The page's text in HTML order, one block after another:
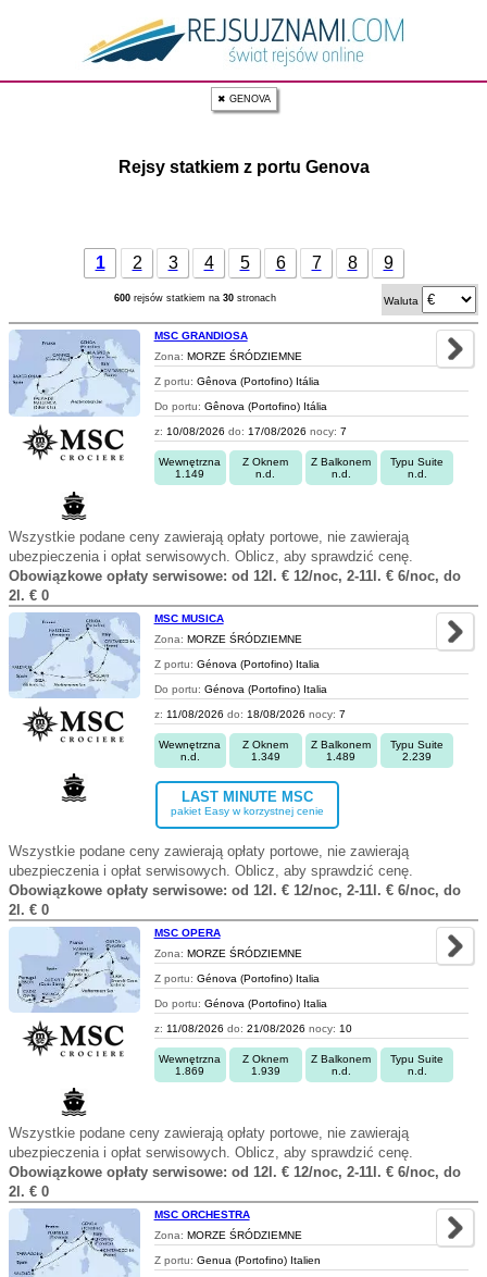
✖ GENOVA
Rejsy statkiem z portu Genova
1 2 3 4 5 6 7 8 9
600 rejsów statkiem na 30 stronach Waluta
MSC GRANDIOSA
Zona: MORZE ŚRÓDZIEMNE
Z portu: Gênova (Portofino) Itália
Do portu: Gênova (Portofino) Itália
z: 10/08/2026 do: 17/08/2026 nocy: 7
Wewnętrzna
1.149
Z Oknem
n.d.
Z Balkonem
n.d.
Typu Suite
n.d.
Wszystkie podane ceny zawierają opłaty portowe, nie zawierają
ubezpieczenia i opłat serwisowych. Oblicz, aby sprawdzić cenę.
Obowiązkowe opłaty serwisowe: od 12l. € 12/noc, 2-11l. € 6/noc, do
2l. € 0
MSC MUSICA
Zona: MORZE ŚRÓDZIEMNE
Z portu: Génova (Portofino) Italia
Do portu: Génova (Portofino) Italia
z: 11/08/2026 do: 18/08/2026 nocy: 7
Wewnętrzna
n.d.
Z Oknem
1.349
Z Balkonem
1.489
Typu Suite
2.239
LAST MINUTE MSC
pakiet Easy w korzystnej cenie
Wszystkie podane ceny zawierają opłaty portowe, nie zawierają
ubezpieczenia i opłat serwisowych. Oblicz, aby sprawdzić cenę.
Obowiązkowe opłaty serwisowe: od 12l. € 12/noc, 2-11l. € 6/noc, do
2l. € 0
MSC OPERA
Zona: MORZE ŚRÓDZIEMNE
Z portu: Génova (Portofino) Italia
Do portu: Génova (Portofino) Italia
z: 11/08/2026 do: 21/08/2026 nocy: 10
Wewnętrzna
1.869
Z Oknem
1.939
Z Balkonem
n.d.
Typu Suite
n.d.
Wszystkie podane ceny zawierają opłaty portowe, nie zawierają
ubezpieczenia i opłat serwisowych. Oblicz, aby sprawdzić cenę.
Obowiązkowe opłaty serwisowe: od 12l. € 12/noc, 2-11l. € 6/noc, do
2l. € 0
MSC ORCHESTRA
Zona: MORZE ŚRÓDZIEMNE
Z portu: Genua (Portofino) Italien